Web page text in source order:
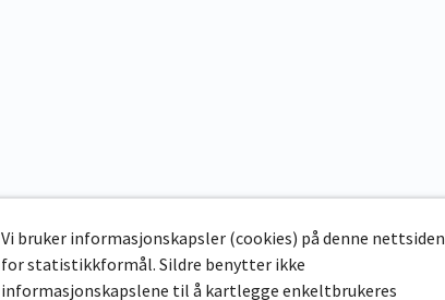
Vi bruker informasjonskapsler (cookies) på denne nettsiden
for statistikkformål. Sildre benytter ikke
informasjonskapslene til å kartlegge enkeltbrukeres